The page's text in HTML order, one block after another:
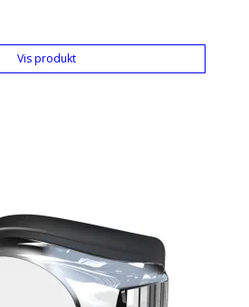
Vis produkt